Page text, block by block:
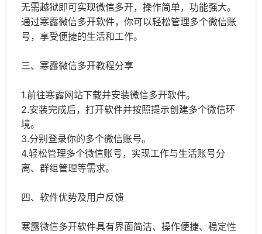
无需越狱即可实现微信多开，操作简单，功能强大。
通过寒露微信多开软件，你可以轻松管理多个微信账
号，享受便捷的生活和工作。
三、寒露微信多开教程分享
1.前往寒露网站下载并安装微信多开软件。
2.安装完成后，打开软件并按照提示创建多个微信环
境。
3.分别登录你的多个微信账号。
4.轻松管理多个微信账号，实现工作与生活账号分
离、群组管理等需求。
四、软件优势及用户反馈
寒露微信多开软件具有界面简洁、操作便捷、稳定性